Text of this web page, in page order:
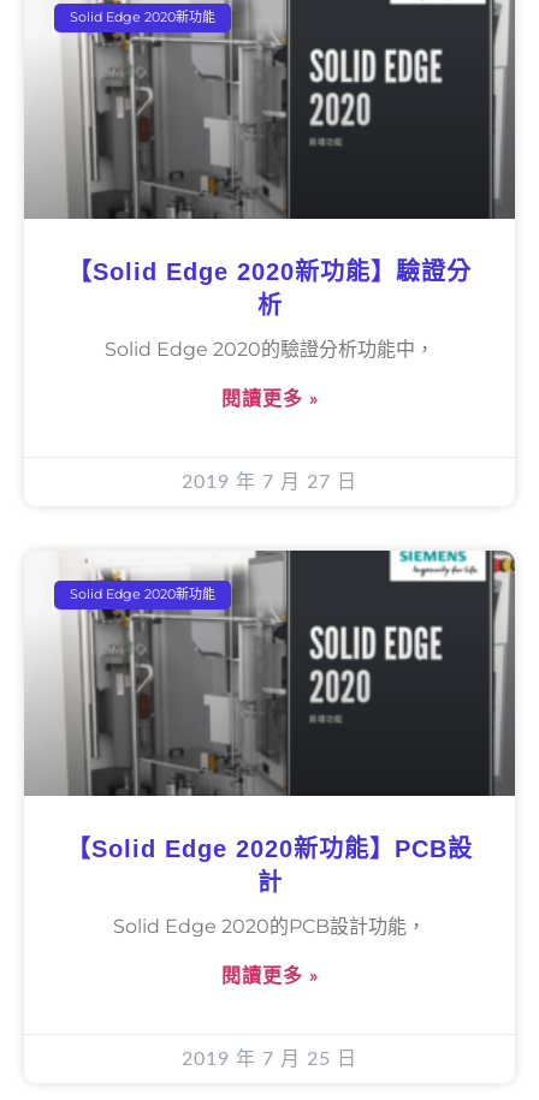
Solid Edge 2020新功能
【Solid Edge 2020新功能】驗證分
析
Solid Edge 2020的驗證分析功能中，
閱讀更多 »
2019 年 7 月 27 日
Solid Edge 2020新功能
【Solid Edge 2020新功能】PCB設
計
Solid Edge 2020的PCB設計功能，
閱讀更多 »
2019 年 7 月 25 日